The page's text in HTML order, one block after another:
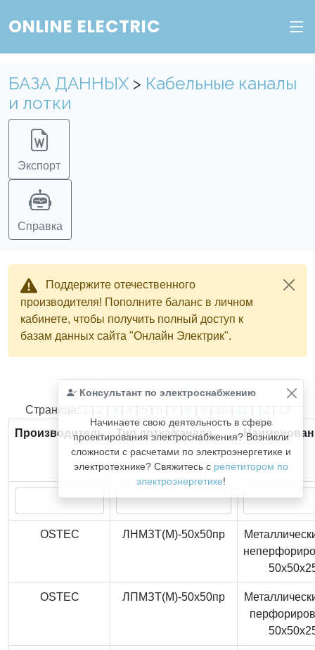
ONLINE ELECTRIC
БАЗА ДАННЫХ > Кабельные каналы
и лотки
Экспорт
Справка
Поддержите отечественного
производителя! Пополните баланс в личном
кабинете, чтобы получить полный доступ к
базам данных сайта "Онлайн Электрик".
Консультант по электроснабжению
Начинаете свою деятельность в сфере
проектирования электроснабжения? Возникли
сложности с расчетами по электроэнергетике и
электротехнике? Свяжитесь с репетитором по
электроэнергетике!
Найдено366из366записей.
Страница: 1 | 2 | 3 | 4 | 5 | 6 | 7 | 8 | 9 | 10 | 11 | 12 | 13
Производитель
Тип лотка/канала
OSTEC ЛНМЗТ(М)-50x50пр
OSTEC ЛПМЗТ(М)-50x50пр